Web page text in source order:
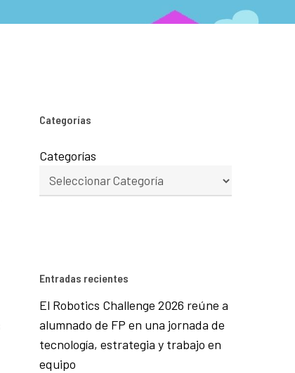
Categorías
Categorías
Entradas recientes
El Robotics Challenge 2026 reúne a
alumnado de FP en una jornada de
tecnología, estrategia y trabajo en
equipo